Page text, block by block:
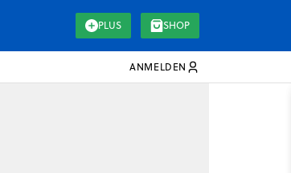
PLUS SHOP
ANMELDEN